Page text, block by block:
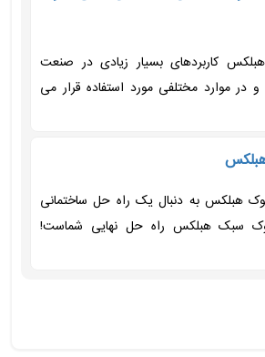
کاربردهای بسیار زیادی در صنعت
در موارد مختلفی مورد استفاده قرار می
هبلکس به دنبال یک راه حل ساختمانی
سبک هبلکس راه حل نهایی شماست!